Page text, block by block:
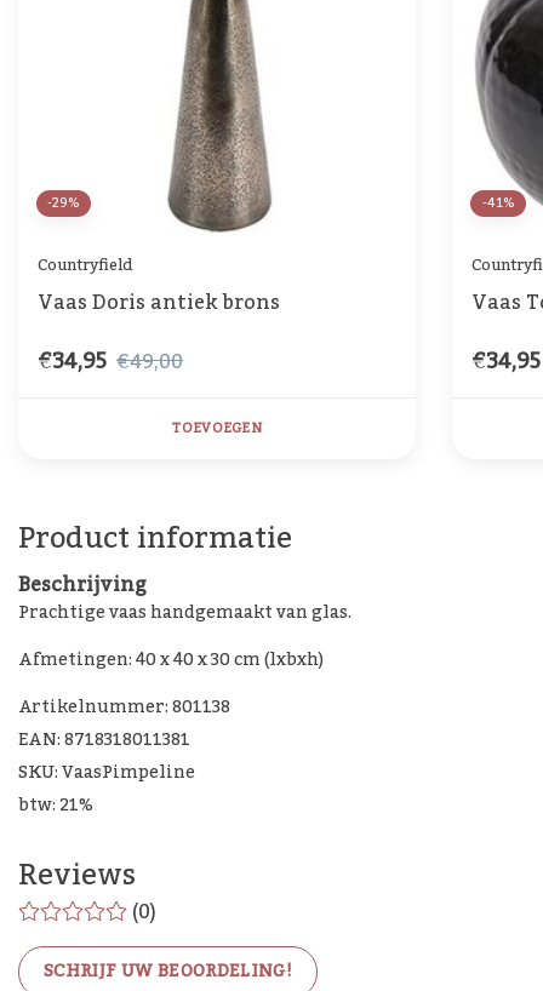
-29%
Countryfield
Vaas Doris antiek brons
€34,95 €49,00
TOEVOEGEN
-41%
Vaas
€34,95
Product informatie
Beschrijving
Prachtige vaas handgemaakt van glas.
Afmetingen: 40 x 40 x 30 cm (lxbxh)
Artikelnummer: 801138
EAN: 8718318011381
SKU: VaasPimpeline
btw: 21%
Reviews
(0)
SCHRIJF UW BEOORDELING!